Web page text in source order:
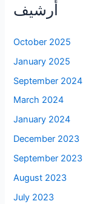
أرشيف
October 2025
January 2025
September 2024
March 2024
January 2024
December 2023
September 2023
August 2023
July 2023